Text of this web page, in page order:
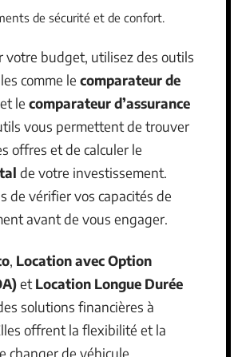
de sécurité et de confort.
votre budget, utilisez des outils
comme le comparateur de
et le comparateur d’assurance
vous permettent de trouver
offres et de calculer le
de votre investissement.
de vérifier vos capacités de
avant de vous engager.
, Location avec Option
et Location Longue Durée
solutions financières à
offrent la flexibilité et la
changer de véhicule